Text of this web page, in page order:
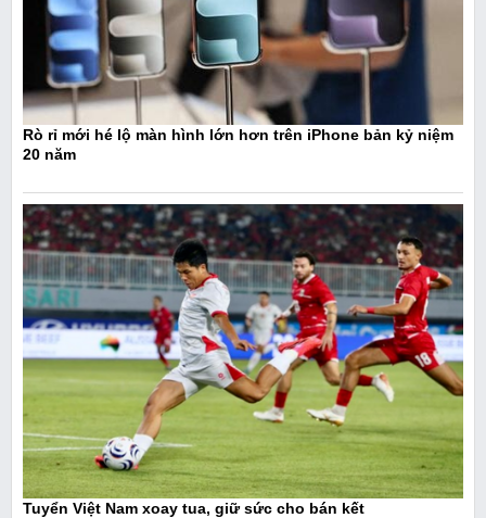
Rò rỉ mới hé lộ màn hình lớn hơn trên iPhone bản kỷ niệm
20 năm
Tuyển Việt Nam xoay tua, giữ sức cho bán kết